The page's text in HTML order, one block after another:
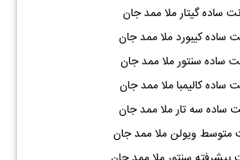
نت ساده گیتار ملا ممد جان
ساده کیبورد ملا ممد جان
ساده سنتور ملا ممد جان
ساده کالیمبا ملا ممد جان
ساده سه تار ملا ممد جان
متوسط ویولن ملا ممد جان